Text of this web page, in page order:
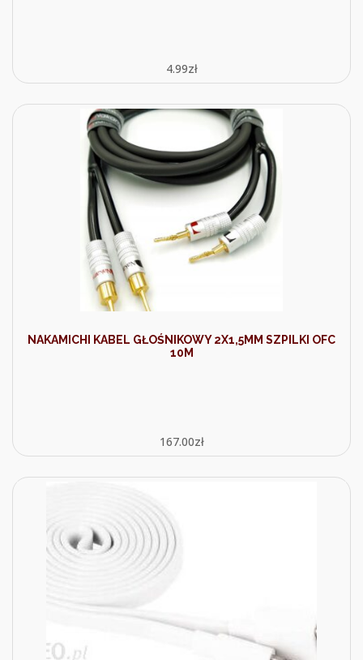
4.99zł
NAKAMICHI KABEL GŁOŚNIKOWY 2X1,5MM SZPILKI OFC
10M
167.00zł